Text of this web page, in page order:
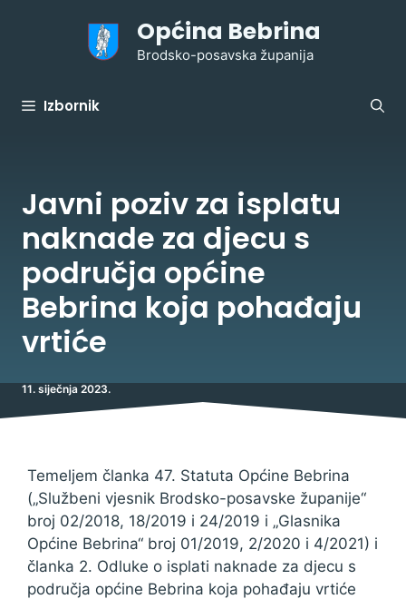
Općina Bebrina
Brodsko-posavska županija
Izbornik
Javni poziv za isplatu
naknade za djecu s
područja općine
Bebrina koja pohađaju
vrtiće
11. siječnja 2023.
Temeljem članka 47. Statuta Općine Bebrina
(„Službeni vjesnik Brodsko-posavske županije“
broj 02/2018, 18/2019 i 24/2019 i „Glasnika
Općine Bebrina“ broj 01/2019, 2/2020 i 4/2021) i
članka 2. Odluke o isplati naknade za djecu s
područja općine Bebrina koja pohađaju vrtiće